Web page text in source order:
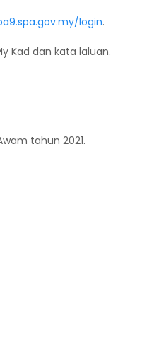
login.
Kad dan kata laluan.
tahun 2021.